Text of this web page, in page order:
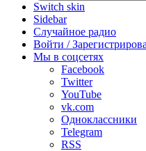
Switch skin
Sidebar
Случайное радио
Войти /
Мы в соцсетях
Facebook
Twitter
YouTube
vk.com
Одноклассники
Telegram
RSS